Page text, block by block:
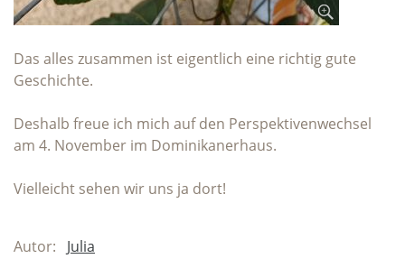
Das alles zusammen ist eigentlich eine richtig gute
Geschichte.
Deshalb freue ich mich auf den Perspektivenwechsel
am 4. November im Dominikanerhaus.
Vielleicht sehen wir uns ja dort!
Autor: Julia